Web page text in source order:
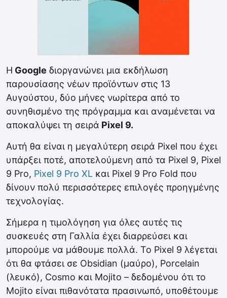
Η Google διοργανώνει μια εκδήλωση
παρουσίασης νέων προϊόντων στις 13
Αυγούστου, δύο μήνες νωρίτερα από το
συνηθισμένο της πρόγραμμα και αναμένεται να
αποκαλύψει τη σειρά Pixel 9.
Αυτή θα είναι η μεγαλύτερη σειρά Pixel που έχει
υπάρξει ποτέ, αποτελούμενη από τα Pixel 9, Pixel
9 Pro, Pixel 9 Pro XL και Pixel 9 Pro Fold που
δίνουν πολύ περισσότερες επιλογές προηγμένης
τεχνολογίας.
Σήμερα η τιμολόγηση για όλες αυτές τις
συσκευές στη Γαλλία έχει διαρρεύσει και
μπορούμε να μάθουμε πολλά. Το Pixel 9 λέγεται
ότι θα φτάσει σε Obsidian (μαύρο), Porcelain
(λευκό), Cosmo και Mojito – δεδομένου ότι το
Mojito είναι πιθανότατα πρασινωπό, υποθέτουμε